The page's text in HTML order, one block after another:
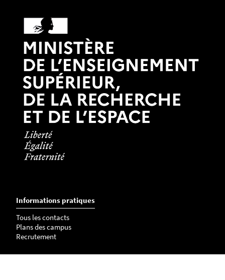
Informations pratiques
Tous les contacts
Plans des campus
Recrutement